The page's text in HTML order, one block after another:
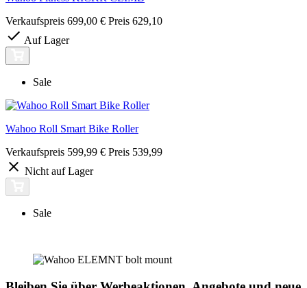
Verkaufspreis 699,00 € Preis 629,10
Auf Lager
Sale
Wahoo Roll Smart Bike Roller
Verkaufspreis 599,99 € Preis 539,99
Nicht auf Lager
Sale